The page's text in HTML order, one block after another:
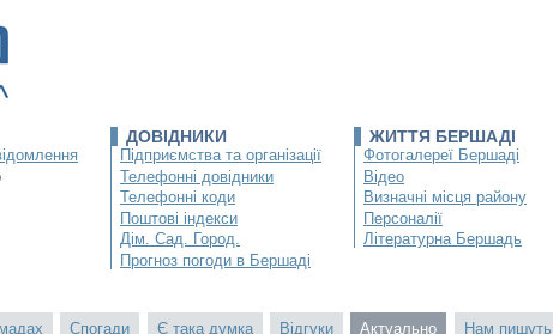
ДОВІДНИКИ
Підприємства та організації
Телефонні довідники
Телефонні коди
Поштові індекси
Дім. Сад. Город.
Прогноз погоди в Бершаді
ЖИТТЯ БЕРШАДІ
Фотогалереї Бершаді
Відео
Визначні місця району
Персоналії
Літературна Бершадь
Спогади Є така думка Відгуки Актуально Нам пишуть